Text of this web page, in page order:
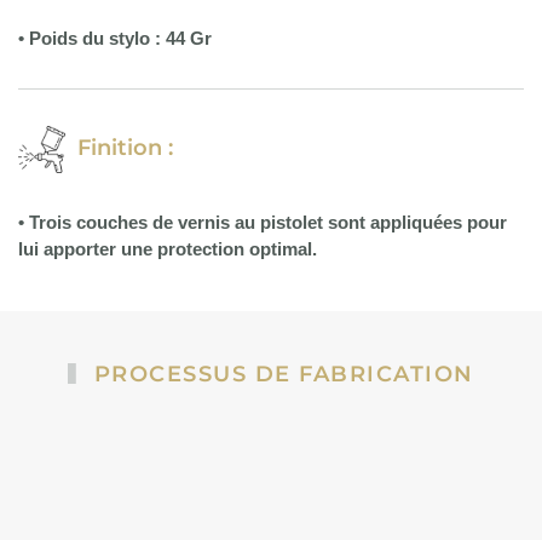
• Poids du stylo : 44 Gr
Finition :
• Trois couches de vernis au pistolet sont appliquées pour
lui apporter une protection optimal.
PROCESSUS DE FABRICATION